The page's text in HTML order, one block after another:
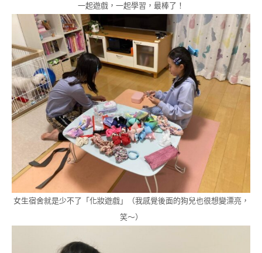
一起遊戲，一起學習，最棒了！
女生宿舍就是少不了「化妝遊戲」（我感覺後面的狗兒也很想變漂亮，
笑～）